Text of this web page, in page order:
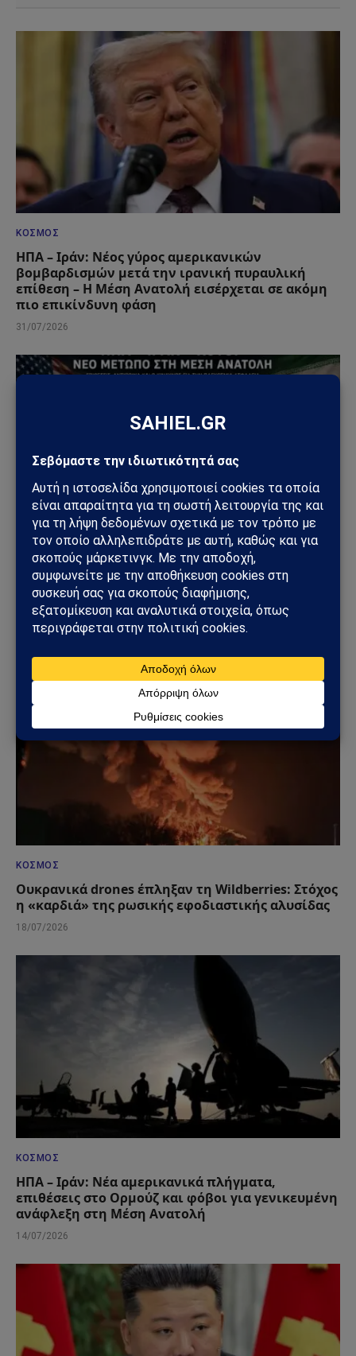
ΚΌΣΜΟΣ
ΗΠΑ – Ιράν: Νέος γύρος αμερικανικών
βομβαρδισμών μετά την ιρανική πυραυλική
επίθεση – Η Μέση Ανατολή εισέρχεται σε ακόμη
πιο επικίνδυνη φάση
31/07/2026
ΚΌΣΜΟΣ
ΗΠΑ – Ιράν: Οι Χούθι ανοίγουν νέο μέτωπο στη
Μέση Ανατολή – Η Σαουδική Αραβία στο
επίκεντρο των επιθέσεων
25/07/2026
ΚΌΣΜΟΣ
Ουκρανικά drones έπληξαν τη Wildberries: Στόχος
η «καρδιά» της ρωσικής εφοδιαστικής αλυσίδας
18/07/2026
ΚΌΣΜΟΣ
ΗΠΑ – Ιράν: Νέα αμερικανικά πλήγματα,
επιθέσεις στο Ορμούζ και φόβοι για γενικευμένη
ανάφλεξη στη Μέση Ανατολή
14/07/2026